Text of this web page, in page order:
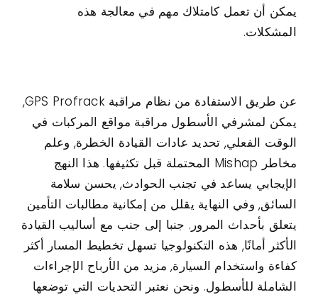
يمكن أن تعمل كامتلاك مهم في معالجة هذه
المشكلات.
عن طريق الاستفادة من نظام مراقبة GPS Profrack,
يمكن لمشرفي الأسطول مراقبة مواقع المركبات في
الوقت الفعلي, تحديد عادات القيادة الخطرة, وعلم
مخاطر Mishap المحتملة قبل تكثيفها. هذا النهج
الإيجابي يساعد في تجنب الحوادث, يحسن سلامة
السائق, وفي النهاية يقلل من إمكانية مطالبات التأمين
يتعلق بأحداث المرور. جنبا إلى جنب مع أساليب القيادة
الأكثر أمانًا, هذه التكنولوجيا تسهل تخطيط المسار أكثر
كفاءة واستخدام السيارة, مزيد من الأرباح الإجراءات
الشاملة للأسطول. ونحن نعتبر التحديات التي توضعها